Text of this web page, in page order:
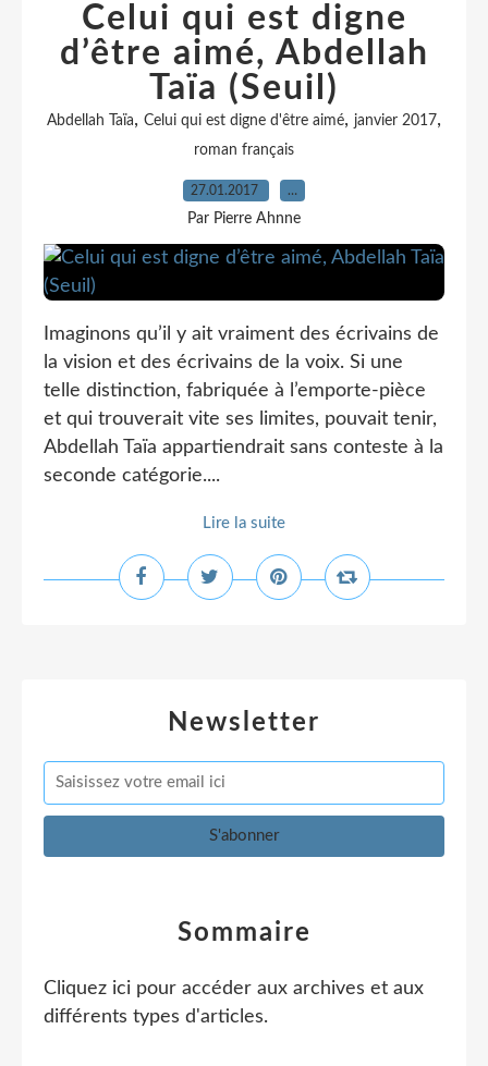
Celui qui est digne
d’être aimé, Abdellah
Taïa (Seuil)
Abdellah Taïa, Celui qui est digne d'être aimé, janvier 2017,
roman français
27.01.2017 …
Par Pierre Ahnne
Imaginons qu’il y ait vraiment des écrivains de
la vision et des écrivains de la voix. Si une
telle distinction, fabriquée à l’emporte-pièce
et qui trouverait vite ses limites, pouvait tenir,
Abdellah Taïa appartiendrait sans conteste à la
seconde catégorie....
Lire la suite
Newsletter
Sommaire
Cliquez ici pour accéder aux archives et aux
différents types d'articles.